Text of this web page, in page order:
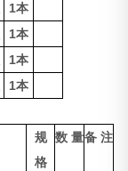
1本
1本
1本
1本
规
格
数 量备 注